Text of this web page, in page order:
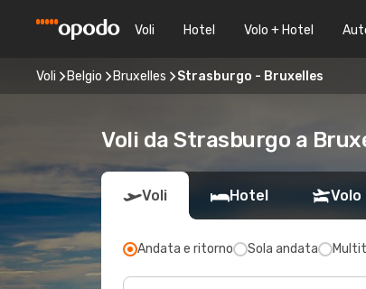
Voli Hotel Volo + Hotel
Voli Belgio Bruxelles Strasburgo - Bruxelles
Voli da Strasburgo a
Voli Hotel Volo
Andata e ritorno Sola andata